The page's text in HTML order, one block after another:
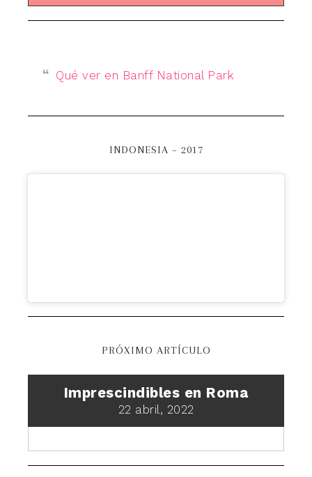
Qué ver en Banff National Park
INDONESIA – 2017
PRÓXIMO ARTÍCULO
Imprescindibles en Roma
22 abril, 2022